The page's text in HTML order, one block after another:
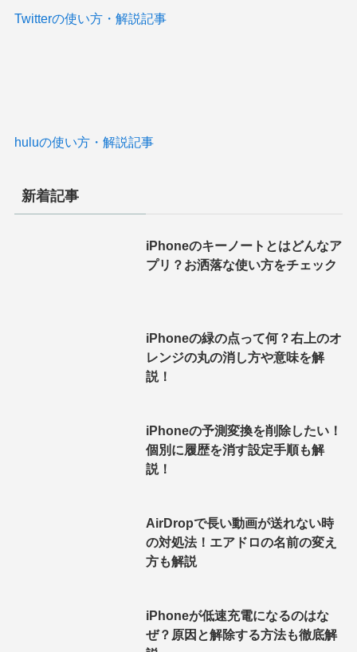
Twitterの使い方・解説記事
huluの使い方・解説記事
新着記事
iPhoneのキーノートとはどんなア
プリ？お洒落な使い方をチェック
iPhoneの緑の点って何？右上のオ
レンジの丸の消し方や意味を解
説！
iPhoneの予測変換を削除したい！
個別に履歴を消す設定手順も解
説！
AirDropで長い動画が送れない時
の対処法！エアドロの名前の変え
方も解説
iPhoneが低速充電になるのはな
ぜ？原因と解除する方法も徹底解